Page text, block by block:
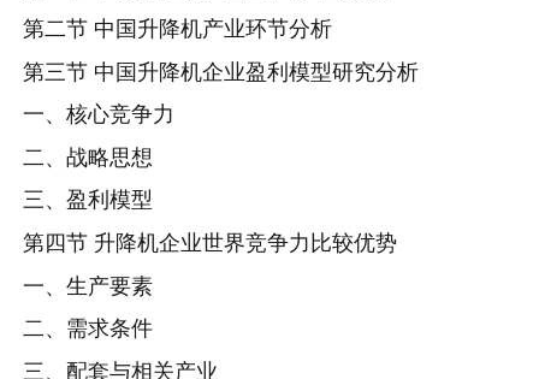
第二节 中国升降机产业环节分析
第三节 中国升降机企业盈利模型研究分析
一、核心竞争力
二、战略思想
三、盈利模型
第四节 升降机企业世界竞争力比较优势
一、生产要素
二、需求条件
三、配套与相关产业